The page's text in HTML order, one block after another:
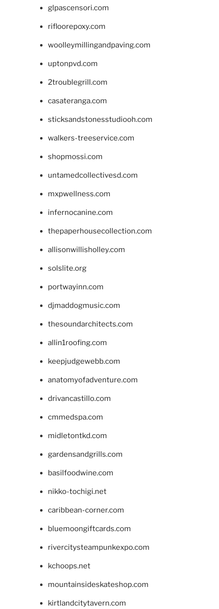
glpascensori.com
rifloorepoxy.com
woolleymillingandpaving.com
uptonpvd.com
2troublegrill.com
casateranga.com
sticksandstonesstudiooh.com
walkers-treeservice.com
shopmossi.com
untamedcollectivesd.com
mxpwellness.com
infernocanine.com
thepaperhousecollection.com
allisonwillisholley.com
solslite.org
portwayinn.com
djmaddogmusic.com
thesoundarchitects.com
allin1roofing.com
keepjudgewebb.com
anatomyofadventure.com
drivancastillo.com
cmmedspa.com
midletontkd.com
gardensandgrills.com
basilfoodwine.com
nikko-tochigi.net
caribbean-corner.com
bluemoongiftcards.com
rivercitysteampunkexpo.com
kchoops.net
mountainsideskateshop.com
kirtlandcitytavern.com